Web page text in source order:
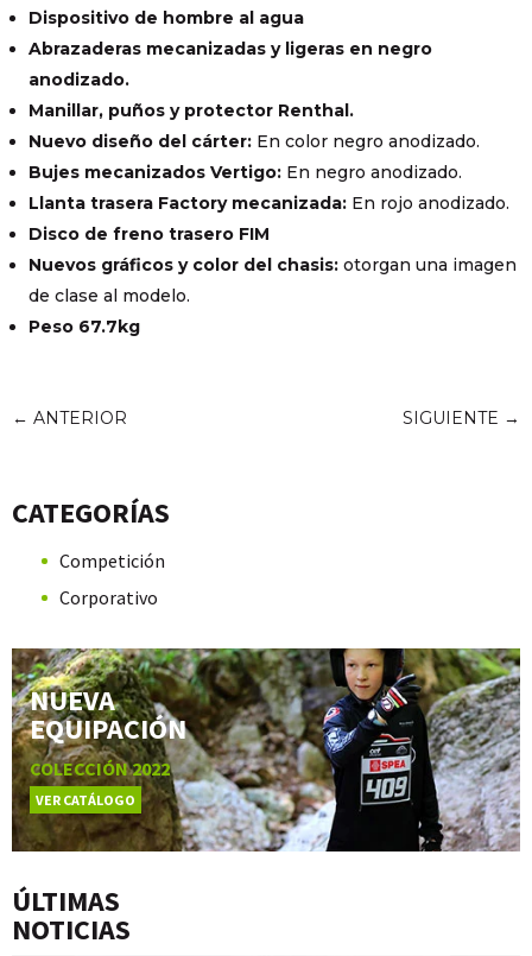
Dispositivo de hombre al agua
Abrazaderas mecanizadas y ligeras en negro
anodizado.
Manillar, puños y protector Renthal.
Nuevo diseño del cárter: En color negro anodizado.
Bujes mecanizados Vertigo: En negro anodizado.
Llanta trasera Factory mecanizada: En rojo anodizado.
Disco de freno trasero FIM
Nuevos gráficos y color del chasis: otorgan una imagen
de clase al modelo.
Peso 67.7kg
← ANTERIOR SIGUIENTE →
CATEGORÍAS
Competición
Corporativo
NUEVA
EQUIPACIÓN
COLECCIÓN 2022
VER CATÁLOGO
ÚLTIMAS
NOTICIAS